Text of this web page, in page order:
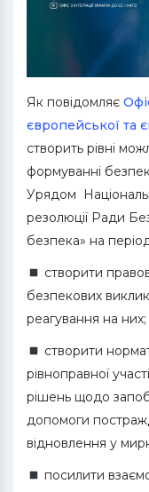
Як повідомляє
європейської та
створить рівні
формуванні
Урядом
резолюції Ради
безпека» на
створити
безпекових
реагування на них;
створити
рівноправної
рішень щодо
допомоги
відновлення у
посилити